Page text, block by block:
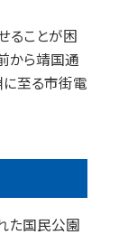
ることが困
から靖国通
に至る市街電
た国民公園